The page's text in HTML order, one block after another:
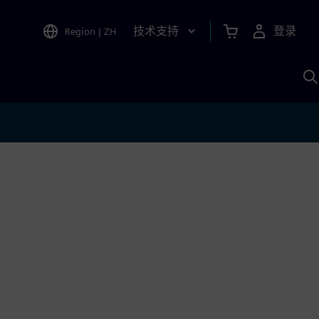
Region | ZH 技术支持 登录